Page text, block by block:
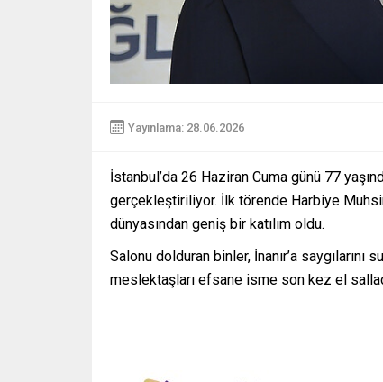
Yayınlama: 28.06.2026
İstanbul’da 26 Haziran Cuma günü 77
gerçekleştiriliyor. İlk törende Harbiye
dünyasından geniş bir katılım oldu.
Salonu dolduran binler, İnanır’a
meslektaşları efsane isme son kez el